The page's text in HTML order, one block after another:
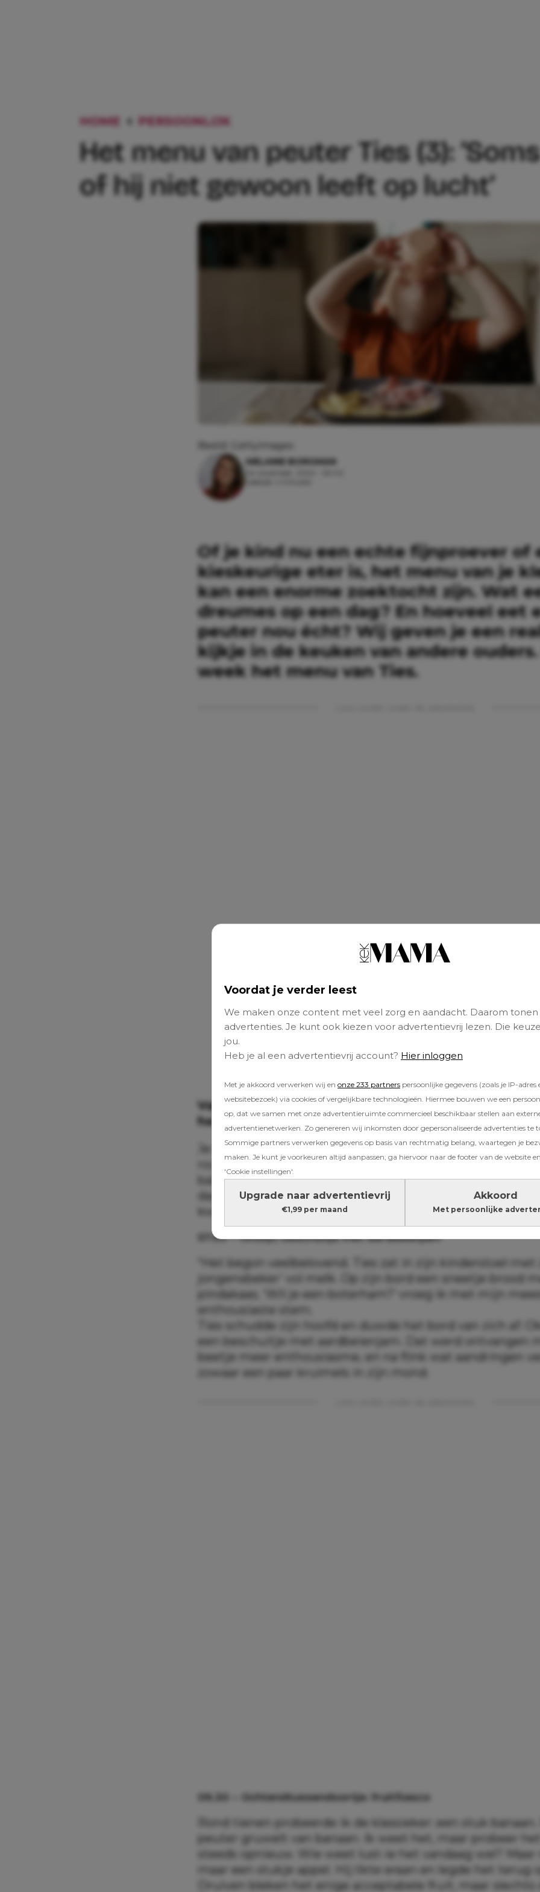
Voordat je verder leest
We maken onze content met veel zorg en aandacht. Daarom tonen
advertenties. Je kunt ook kiezen voor advertentievrij lezen. Die
jou.
Heb je al een advertentievrij account? Hier inloggen
Met je akkoord verwerken wij en onze 233 partners persoonlijke gegevens (zoals je IP-adres
websitebezoek) via cookies of vergelijkbare technologieën. Hiermee bouwen we een
op, dat we samen met onze advertentieruimte commercieel beschikbaar stellen aan
advertentienetwerken. Zo genereren wij inkomsten door gepersonaliseerde advertenties te
Sommige partners verwerken gegevens op basis van rechtmatig belang, waartegen je
maken. Je kunt je voorkeuren altijd aanpassen; ga hiervoor naar de footer van de website
'Cookie instellingen'.
Upgrade naar advertentievrij
€1,99 per maand
Akkoord
Met persoonlijke
HOME PERSOONLIJK
Het menu van peuter Ties (3):
of hij niet gewoon leeft op lucht’
Beeld: GettyImages
MELANIE BORGMAN
Of je kind nu een echte fijnproever of
kieskeurige eter is, het menu van je
kan een enorme zoektocht zijn. Wat
dreumes op een dag? En hoeveel eet
peuter nou écht? Wij geven je een
kijkje in de keuken van andere
week het menu van Ties.
Vajèn is moeder van Ties en deelt met ons het
haar 3-jarige peuter.
Je zou kunnen zeggen dat het eten met peuter Ties een
roulette is. Soms wint hij, soms wint Vajèn, maar meestal
bal net niet haar kant op. Vandaag neemt ze je mee in
dagverslag: wat ging er wél in en wat absoluut niet.
kwam goed, maar niet zonder slag of stoot.
07.00 – Ontbijt: beschuitje met aardbeienjam
“Het begon veelbelovend. Ties zat in zijn kinderstoel met
jongensbeker’ vol melk. Op zijn bord een sneetje brood
pindakaas. ‘Wil je een boterham?’ vroeg ik met mijn meest
enthousiaste stem.
Ties schudde zijn hoofd en duwde het bord van zich af.
een beschuitje met aardbeienjam. Dat werd ontvangen
beetje meer enthousiasme, en na flink wat aandringen
zowaar een paar kruimels in zijn mond.
09.30 – Ochtendtussendoortje: fruitfiasco
Rond tienen probeerde ik de klassieker: een stuk banaan.
peuter gruwelt van banaan. Ik weet het, maar probeer het
steeds opnieuw. Wie weet lust-ie het vandaag wel? Maar
maar een stukje appel. Hij likte eraan en legde het terug
Druiven bleken het enige acceptabele fruit, maar slechts